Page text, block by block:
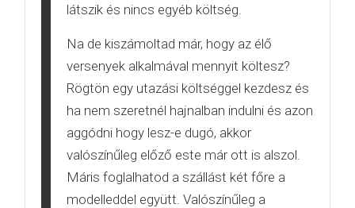
látszik és nincs egyéb költség.
Na de kiszámoltad már, hogy az élő
versenyek alkalmával mennyit költesz?
Rögtön egy utazási költséggel kezdesz és
ha nem szeretnél hajnalban indulni és azon
aggódni hogy lesz-e dugó, akkor
valószínűleg előző este már ott is alszol.
Máris foglalhatod a szállást két főre a
modelleddel együtt. Valószínűleg a